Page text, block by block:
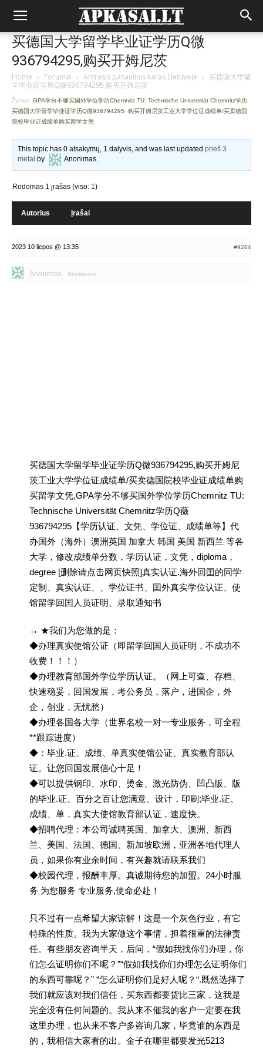
买德国大学留学毕业证学历Q微
936794295,购买开姆尼茨
Home › Forumai › Antrasis pasaulinis karas Lietuvoje › 买德国大学留
学毕业证学历Q微936794295,购买开姆尼茨
Žymos: GPA学分不够买国外学位学历Chemnitz TU: Technische Universität Chemnitz学历
买德国大学留学毕业证学历Q微936794295
购买开姆尼茨工业大学学位证成绩单/买卖德国
院校毕业证成绩单购买留学文凭
This topic has 0 atsakymų, 1 dalyvis, and was last updatedprieš 3
metai by Anonimas.
Rodomas 1 įrašas (viso: 1)
Autorius Įrašai
2023 10 liepos @ 13:35 #9284
Anonimas Neaktyvus
买德国大学留学毕业证学历Q微936794295,购买开姆尼
茨工业大学学位证成绩单/买卖德国院校毕业证成绩单购
买留学文凭,GPA学分不够买国外学位学历Chemnitz TU:
Technische Universität Chemnitz学历Q薇
936794295【学历认证、文凭、学位证、成绩单等】代
办国外（海外）澳洲英国 加拿大 韩国 美国 新西兰 等各
大学，修改成绩单分数，学历认证，文凭，diploma，
degree [删除请点击网页快照]真实认证.海外回囯的同学
定制、真实认证、、学位证书、囯外真实学位认证、使
馆留学回囯人员证明、录取通知书
→ ★我们为您做的是：
◆办理真实使馆公证（即留学回国人员证明，不成功不
收费！！！）
◆办理教育部国外学位学历认证。（网上可查、存档、
快速稳妥，回国发展，考公务员，落户，进国企，外
企，创业，无忧愁）
◆办理各国各大学（世界名校一对一专业服务，可全程
**跟踪进度）
◆：毕业.证、成绩、单真实使馆公证、真实教育部认
证。让您回国发展信心十足！
◆可以提供钢印、水印、烫金、激光防伪、凹凸版、版
的毕业.证、百分之百让您满意、设计，印刷;毕业.证、
成绩、单，真实大使馆教育部认证，速度快。
◆招聘代理：本公司诚聘英国、加拿大、澳洲、新西
兰、美国、法国、德国、新加坡欧洲，亚洲各地代理人
员，如果你有业余时间，有兴趣就请联系我们
◆校园代理，报酬丰厚。真诚期待您的加盟。24小时服
务 为您服务 专业服务,使命必赴！
只不过有一点希望大家谅解！这是一个灰色行业，有它
特殊的性质。我为大家做这个事情，担着很重的法律责
任。有些朋友咨询半天，后问，“假如我找你们办理，你
们怎么证明你们不呢？”“假如我找你们办理怎么证明你们
的东西可靠呢？” “怎么证明你们是好人呢？“.既然选择了
我们就应该对我们信任，买东西都要货比三家，这我是
完全没有任何问题的。我从来不催我的客户一定要在我
这里办理，也从来不客户多咨询几家，毕竟谁的东西是
的，我相信大家看的出。金子在哪里都要发光5213